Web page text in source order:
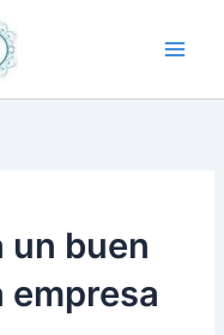
un buen
empresa